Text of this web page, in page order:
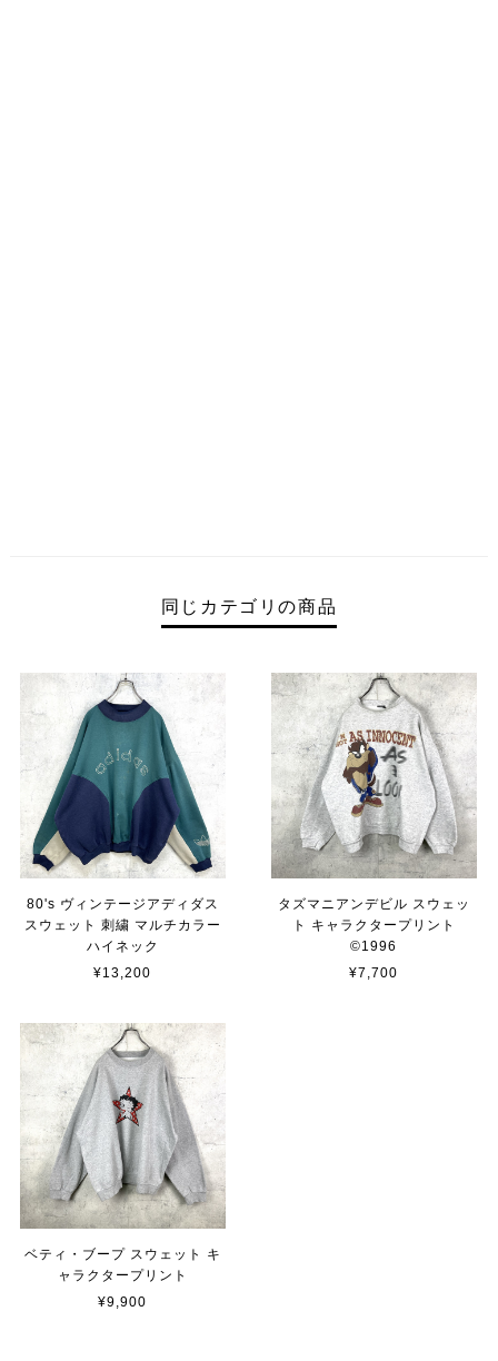
同じカテゴリの商品
80's ヴィンテージアディダス
スウェット 刺繍 マルチカラー
ハイネック
¥13,200
タズマニアンデビル スウェッ
ト キャラクタープリント
©︎1996
¥7,700
ベティ・ブープ スウェット キ
ャラクタープリント
¥9,900